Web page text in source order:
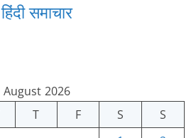
हिंदी समाचार
August 2026
T F S
S